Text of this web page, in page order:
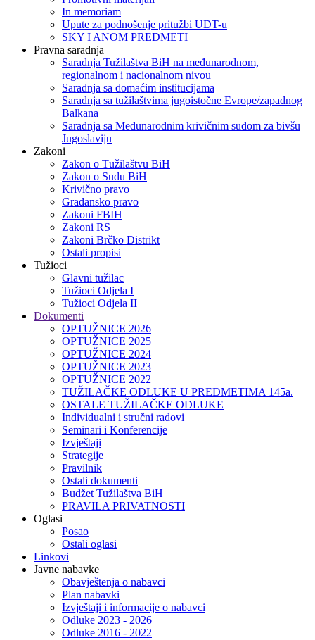
In memoriam
Upute za podnošenje pritužbi UDT-u
SKY I ANOM PREDMETI
Pravna saradnja
Saradnja Tužilaštva BiH na međunarodnom,
regionalnom i nacionalnom nivou
Saradnja sa domaćim institucijama
Saradnja sa tužilaštvima jugoistočne Evrope/zapadnog
Balkana
Saradnja sa Međunarodnim krivičnim sudom za bivšu
Jugoslaviju
Zakoni
Zakon o Тužilaštvu BiH
Zakon o Sudu BiH
Krivično pravo
Građansko pravo
Zakoni FBIH
Zakoni RS
Zakoni Brčko Distrikt
Ostali propisi
Tužioci
Glavni tužilac
Tužioci Odjela I
Tužioci Odjela II
Dokumenti
OPTUŽNICE 2026
OPTUŽNICE 2025
OPTUŽNICE 2024
OPTUŽNICE 2023
OPTUŽNICE 2022
TUŽILAČKE ODLUKE U PREDMETIMA 145a.
OSTALE TUŽILAČKE ODLUKE
Individualni i stručni radovi
Seminari i Konferencije
Izvještaji
Strategije
Pravilnik
Ostali dokumenti
Budžet Tužilaštva BiH
PRAVILA PRIVATNOSTI
Oglasi
Posao
Ostali oglasi
Linkovi
Javne nabavke
Obavještenja o nabavci
Plan nabavki
Izvještaji i informacije o nabavci
Odluke 2023 - 2026
Odluke 2016 - 2022